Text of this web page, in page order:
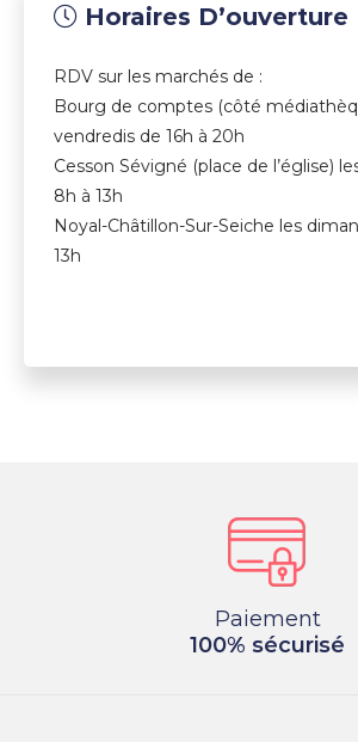
Horaires D’ouverture
RDV sur les marchés de :
Bourg de comptes (côté
vendredis de 16h à 20h
Cesson Sévigné (place de l’église)
8h à 13h
Noyal-Châtillon-Sur-Seiche les
13h
Paiement
100% sécurisé